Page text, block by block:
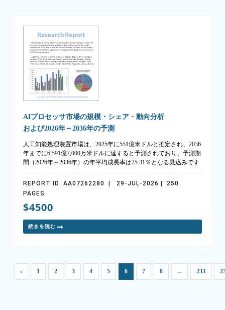
AIプロセッサ市場の規模・シェア・動向分析
および2026年～2036年の予測
人工知能処理装置市場は、2025年に551億米ドルと推定され、2036
年までに6,591億7,000万米ドルに達すると予測されており、予測期
間（2026年～2036年）の年平均成長率は25.31％となる見込みです
REPORT ID: AA07262280 | 29-JUL-2026 | 250
PAGES
$4500
続きを読む
‹ 1 2 3 4 5 6 7 8 ... 233